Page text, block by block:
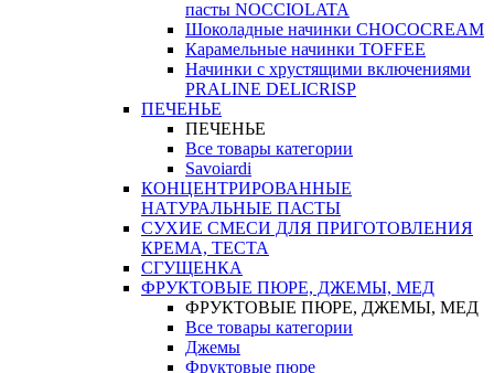
пасты NOCCIOLATA
Шоколадные начинки CHOCOCREAM
Карамельные начинки TOFFEE
Начинки с хрустящими включениями
PRALINE DELICRISP
ПЕЧЕНЬЕ
ПЕЧЕНЬЕ
Все товары категории
Savoiardi
КОНЦЕНТРИРОВАННЫЕ
НАТУРАЛЬНЫЕ ПАСТЫ
СУХИЕ СМЕСИ ДЛЯ ПРИГОТОВЛЕНИЯ
КРЕМА, ТЕСТА
СГУЩЕНКА
ФРУКТОВЫЕ ПЮРЕ, ДЖЕМЫ, МЕД
ФРУКТОВЫЕ ПЮРЕ, ДЖЕМЫ, МЕД
Все товары категории
Джемы
Фруктовые пюре